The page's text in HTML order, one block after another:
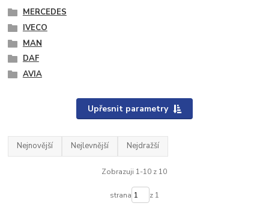
MERCEDES
IVECO
MAN
DAF
AVIA
Upřesnit parametry
Nejnovější Nejlevnější Nejdražší
Zobrazuji 1-10 z 10
strana z 1